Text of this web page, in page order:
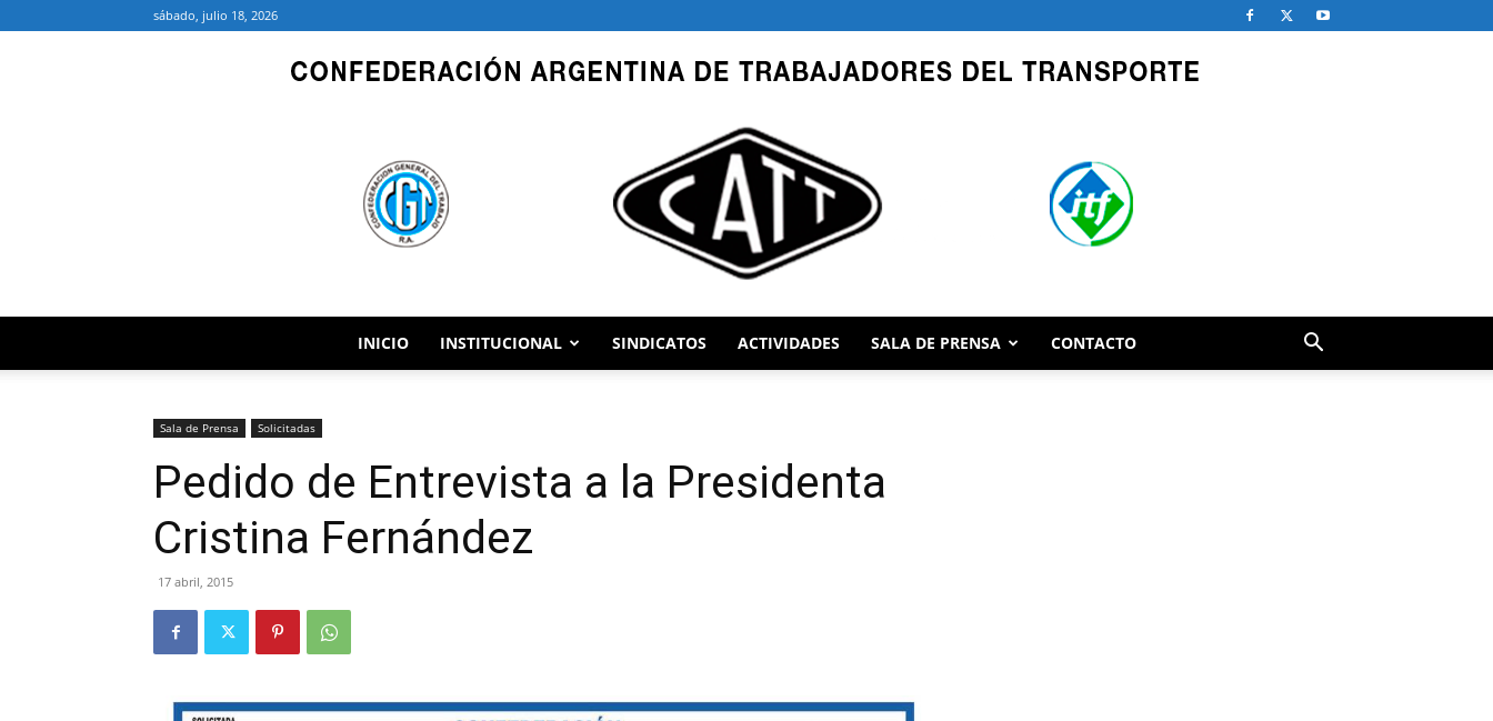
sábado, julio 18, 2026
INICIO INSTITUCIONAL SINDICATOS ACTIVIDADES SALA DE PRENSA CONTACTO
Sala de Prensa Solicitadas
Pedido de Entrevista a la Presidenta
Cristina Fernández
17 abril, 2015